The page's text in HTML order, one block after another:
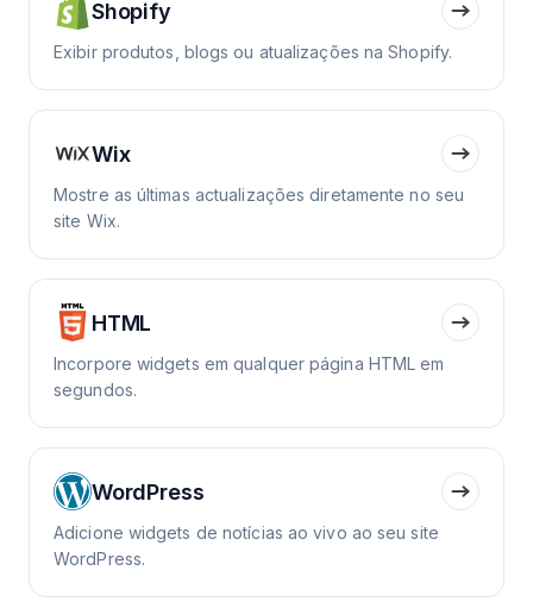
Shopify
Exibir produtos, blogs ou atualizações na Shopify.
Wix
Mostre as últimas actualizações diretamente no seu
site Wix.
HTML
Incorpore widgets em qualquer página HTML em
segundos.
WordPress
Adicione widgets de notícias ao vivo ao seu site
WordPress.